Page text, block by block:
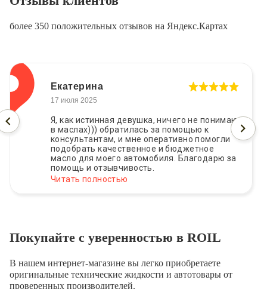
более 350 положительных отзывов на Яндекс.Картах
Екатерина
17 июля 2025
Я, как истинная девушка, ничего не понимаю
в маслах))) обратилась за помощью к
консультантам, и мне оперативно помогли
подобрать качественное и бюджетное
масло для моего автомобиля. Благодарю за
помощь и отзывчивость.
Читать полностью
Покупайте с уверенностью в ROIL
В нашем интернет-магазине вы легко приобретаете
оригинальные технические жидкости и автотовары от
проверенных производителей.